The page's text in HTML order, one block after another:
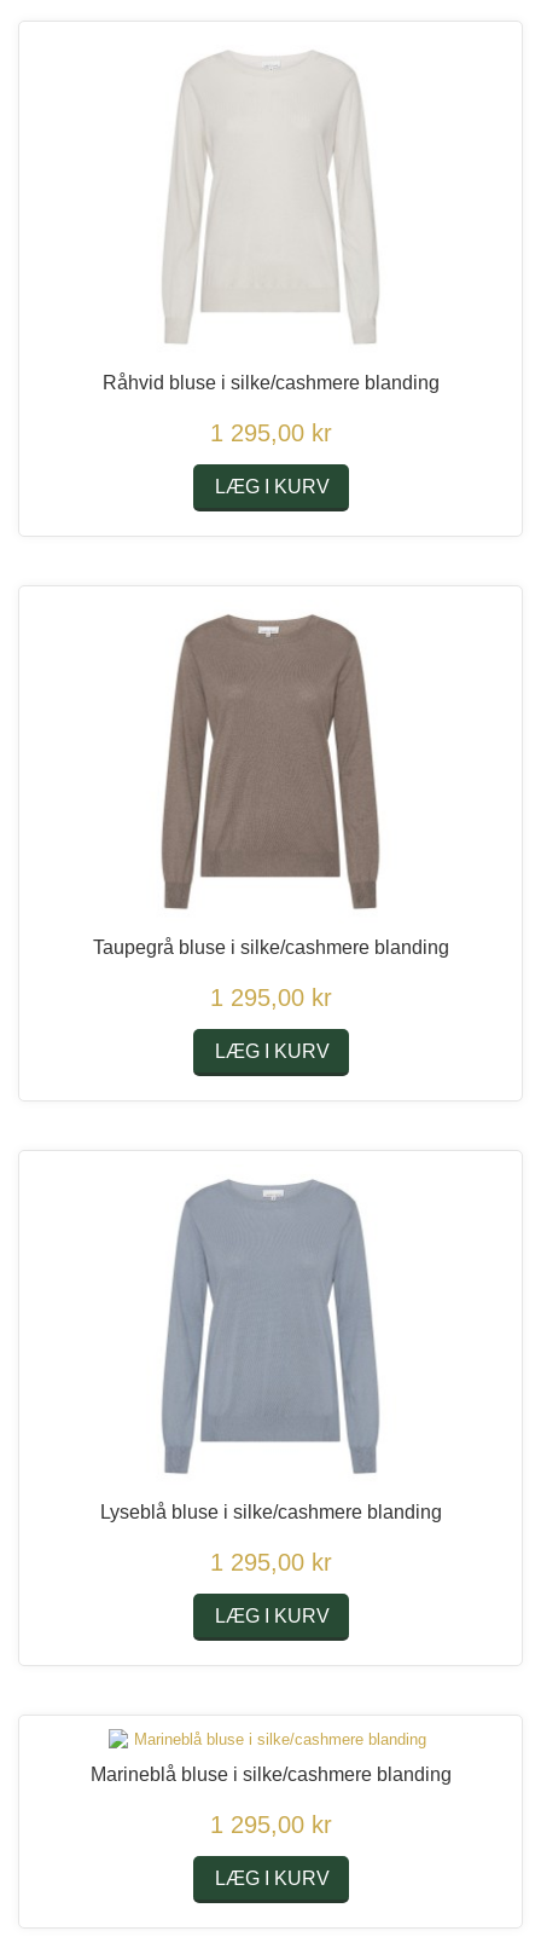
Råhvid bluse i silke/cashmere blanding
1 295,00 kr
LÆG I KURV
Taupegrå bluse i silke/cashmere blanding
1 295,00 kr
LÆG I KURV
Lyseblå bluse i silke/cashmere blanding
1 295,00 kr
LÆG I KURV
Marineblå bluse i silke/cashmere blanding
1 295,00 kr
LÆG I KURV